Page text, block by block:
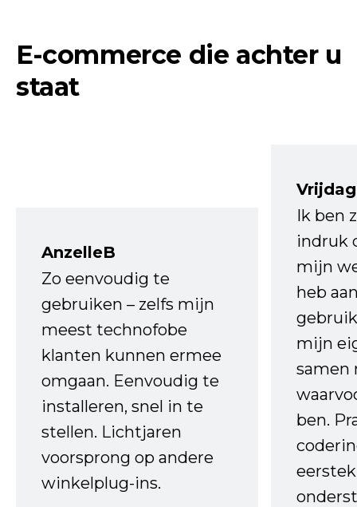
E-commerce die achter u
staat
AnzelleB
Zo eenvoudig te
gebruiken – zelfs mijn
meest technofobe
klanten kunnen ermee
omgaan. Eenvoudig te
installeren, snel in te
stellen. Lichtjaren
voorsprong op andere
winkelplug-ins.
Ik ben
indruk
mijn
heb
mijn
samen
ben.